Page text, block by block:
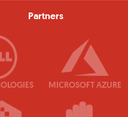
Partners
MICROSOFT AZURE